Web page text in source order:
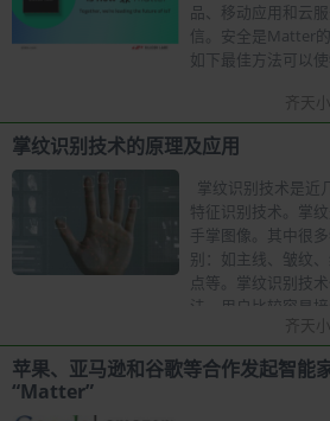
品、移动应用和云
信。安全是Matter
如下最佳方法可以
齐天
掌纹识别技术的原理及应用
掌纹识别技术是近
特征识别技术。掌
手掌图像。其中很
别：如主线、皱纹
点等。掌纹识别技
法，用户比较容易
齐天
苹果、亚马逊和谷歌等合作发起智能
“Matter”